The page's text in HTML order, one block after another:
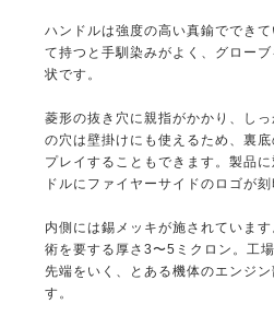
ハンドルは強度の高い真鍮ででき
て持つと手馴染みがよく、グロー
状です。
菱形の抜き穴に親指がかかり、し
の穴は壁掛けにも使えるため、裏
プレイすることもできます。製品
ドルにファイヤーサイドのロゴが刻
内側には錫メッキが施されていま
術を要する厚さ3〜5ミクロン。工
先端をいく、とある機体のエンジ
す。